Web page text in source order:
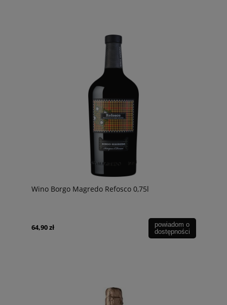
Wino Borgo Magredo Refosco 0,75l
64,90 zł
powiadom o
dostępności